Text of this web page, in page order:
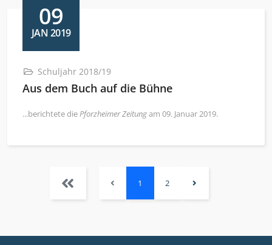
09
JAN 2019
Schuljahr 2018/19
Aus dem Buch auf die Bühne
...berichtete diePforzheimer Zeitungam 09. Januar 2019.
1 2